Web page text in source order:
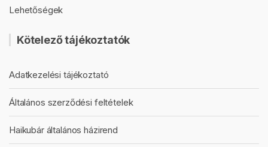
Lehetőségek
Kötelező tájékoztatók
Adatkezelési tájékoztató
Általános szerződési feltételek
Haikubár általános házirend